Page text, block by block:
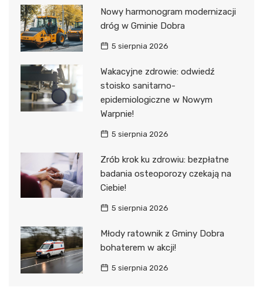
Nowy harmonogram modernizacji
dróg w Gminie Dobra
5 sierpnia 2026
Wakacyjne zdrowie: odwiedź
stoisko sanitarno-
epidemiologiczne w Nowym
Warpnie!
5 sierpnia 2026
Zrób krok ku zdrowiu: bezpłatne
badania osteoporozy czekają na
Ciebie!
5 sierpnia 2026
Młody ratownik z Gminy Dobra
bohaterem w akcji!
5 sierpnia 2026